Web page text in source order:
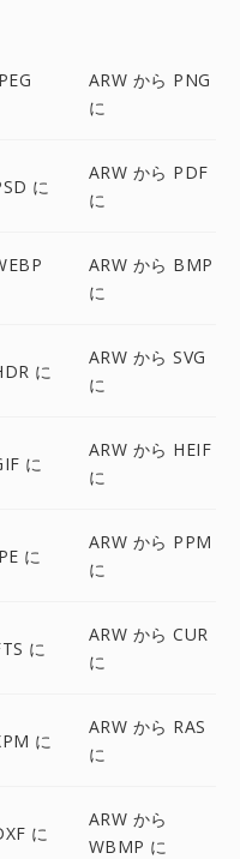
ARW から PNG
に
に
ARW から PDF
に
ARW から BMP
に
に
ARW から SVG
に
に
ARW から HEIF
に
に
ARW から PPM
に
に
ARW から CUR
に
に
ARW から RAS
に
に
ARW から
WBMP に